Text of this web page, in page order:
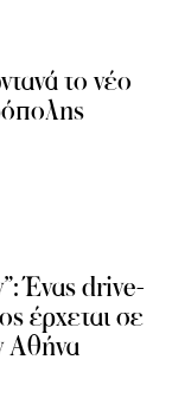
το νέο
Ένας drive-
έρχεται σε
Αθήνα